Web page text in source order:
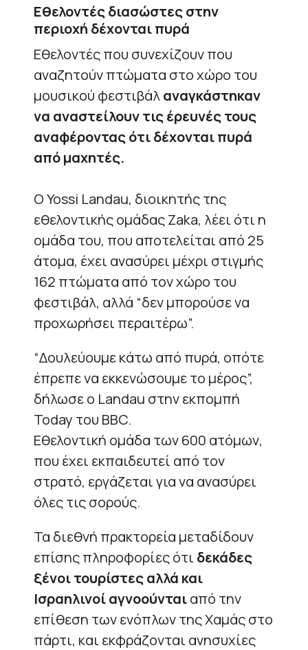
Εθελοντές διασώστες στην
περιοχή δέχονται πυρά
Εθελοντές που συνεχίζουν που
αναζητούν πτώματα στο χώρο του
μουσικού φεστιβάλαναγκάστηκαν
να αναστείλουν τις έρευνές τους
αναφέροντας ότι δέχονται πυρά
από μαχητές.
Ο Yossi Landau, διοικητής της
εθελοντικής ομάδας Zaka, λέει ότι η
ομάδα του, που αποτελείται από 25
άτομα, έχει ανασύρει μέχρι στιγμής
162 πτώματα από τον χώρο του
φεστιβάλ, αλλά “δεν μπορούσε να
προχωρήσει περαιτέρω”.
“Δουλεύουμε κάτω από πυρά, οπότε
έπρεπε να εκκενώσουμε το μέρος”,
δήλωσε ο Landau στην εκπομπή
Today του BBC.
Εθελοντική ομάδα των 600 ατόμων,
που έχει εκπαιδευτεί από τον
στρατό, εργάζεται για να ανασύρει
όλες τις σορούς.
Τα διεθνή πρακτορεία μεταδίδουν
επίσης πληροφορίες ότι δεκάδες
ξένοι τουρίστες αλλά και
Ισραηλινοί αγνοούνταιαπό την
επίθεση των ενόπλων της Χαμάς στο
πάρτι, και εκφράζονται ανησυχίες